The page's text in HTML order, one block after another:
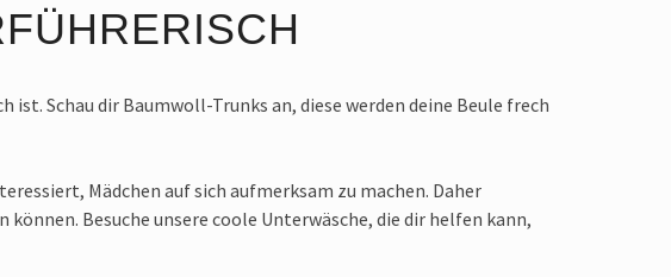
ist. Schau dir Baumwoll-Trunks an, diese werden deine Beule frech
Mädchen auf sich aufmerksam zu machen. Daher
Besuche unsere coole Unterwäsche, die dir helfen kann,